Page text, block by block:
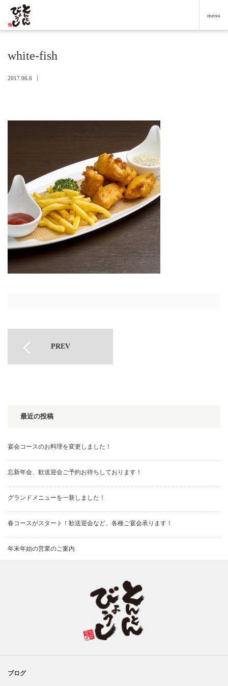
menu
white-fish
2017.06.6
PREV
最近の投稿
宴会コースのお料理を変更しました！
忘新年会、歓送迎会ご予約お待ちしております！
グランドメニューを一新しました！
春コースがスタート！歓送迎会など、各種ご宴会承ります！
年末年始の営業のご案内
ブログ